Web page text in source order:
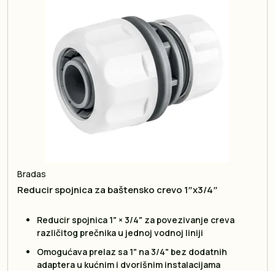
Bradas
Reducir spojnica za baštensko crevo 1″x3/4″
Reducir spojnica 1" × 3/4" za povezivanje creva
različitog prečnika u jednoj vodnoj liniji
Omogućava prelaz sa 1" na 3/4" bez dodatnih
adaptera u kućnim i dvorišnim instalacijama